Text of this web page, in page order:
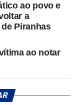
ao povo e
a
Piranhas
ao notar